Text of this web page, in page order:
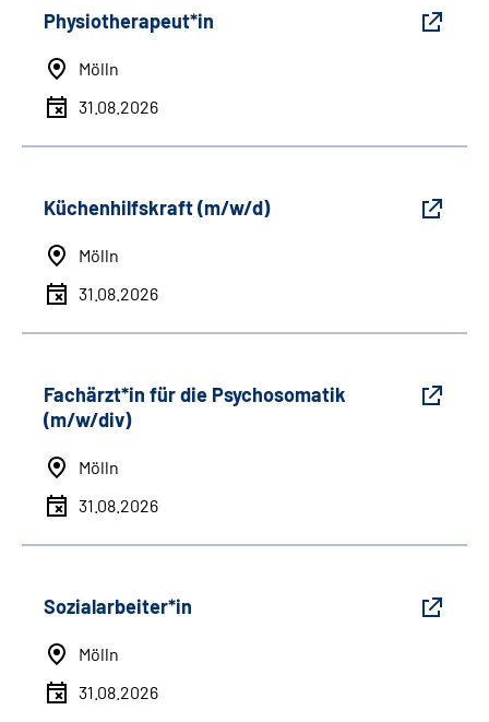
Physiotherapeut*in
Mölln
31.08.2026
Küchenhilfskraft (m/w/d)
Mölln
31.08.2026
Fachärzt*in für die Psychosomatik
(m/w/div)
Mölln
31.08.2026
Sozialarbeiter*in
Mölln
31.08.2026